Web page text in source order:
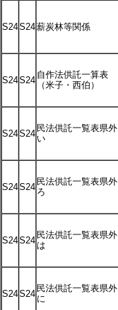
S24S24薪炭林等関係
S24S24
自作法供託一算表
（米子・西伯）
S24S24
民法供託一覧表県外
い
S24S24
民法供託一覧表県外
ろ
S24S24
民法供託一覧表県外
は
S24S24
民法供託一覧表県外
に